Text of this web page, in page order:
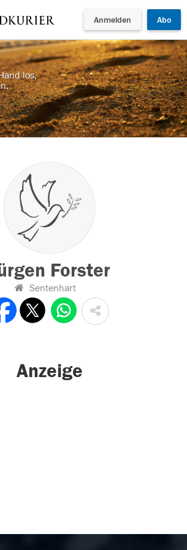
Anmelden Abo
los,
Forster
Sentenhart
Anzeige